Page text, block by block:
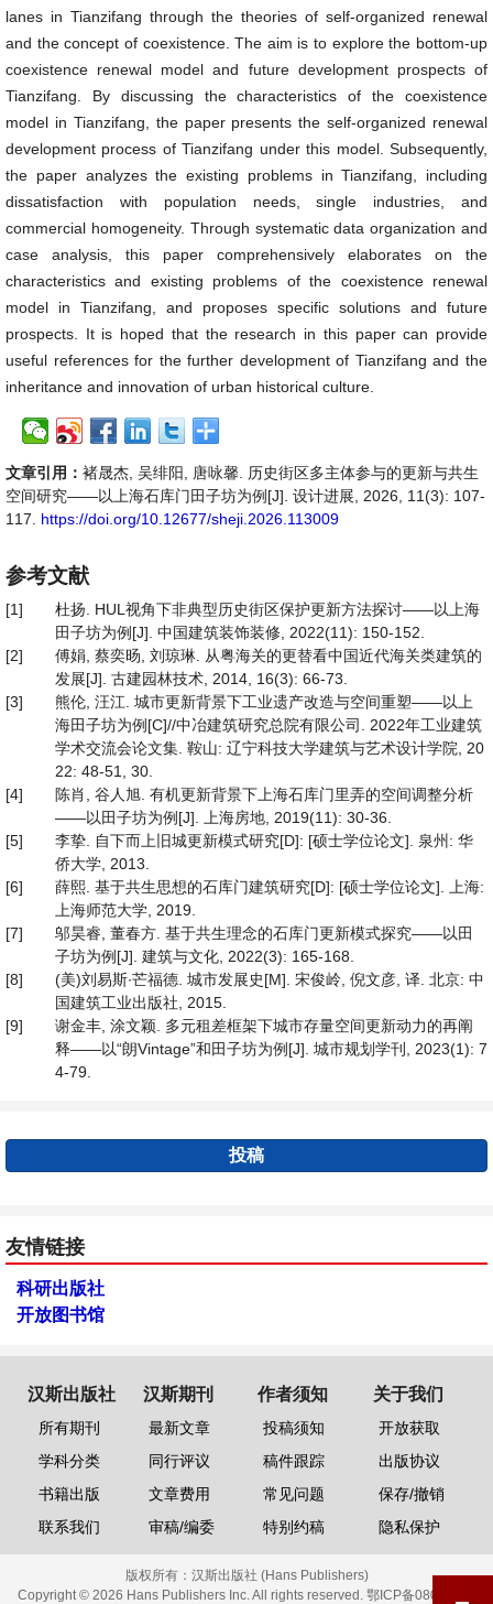
lanes in Tianzifang through the theories of self-organized renewal
and the concept of coexistence. The aim is to explore the bottom-up
coexistence renewal model and future development prospects of
Tianzifang. By discussing the characteristics of the coexistence
model in Tianzifang, the paper presents the self-organized renewal
development process of Tianzifang under this model. Subsequently,
the paper analyzes the existing problems in Tianzifang, including
dissatisfaction with population needs, single industries, and
commercial homogeneity. Through systematic data organization and
case analysis, this paper comprehensively elaborates on the
characteristics and existing problems of the coexistence renewal
model in Tianzifang, and proposes specific solutions and future
prospects. It is hoped that the research in this paper can provide
useful references for the further development of Tianzifang and the
inheritance and innovation of urban historical culture.
文章引用： 褚晟杰, 吴绯阳, 唐咏馨. 历史街区多主体参与的更新与共生
空间研究——以上海石库门田子坊为例[J]. 设计进展, 2026, 11(3): 107-
117. https://doi.org/10.12677/sheji.2026.113009
参考文献
[1]
杜扬. HUL视角下非典型历史街区保护更新方法探讨——以上海
田子坊为例[J]. 中国建筑装饰装修, 2022(11): 150-152.
[2]
傅娟, 蔡奕旸, 刘琼琳. 从粤海关的更替看中国近代海关类建筑的
发展[J]. 古建园林技术, 2014, 16(3): 66-73.
[3]
熊伦, 汪江. 城市更新背景下工业遗产改造与空间重塑——以上
海田子坊为例[C]//中冶建筑研究总院有限公司. 2022年工业建筑
学术交流会论文集. 鞍山: 辽宁科技大学建筑与艺术设计学院, 20
22: 48-51, 30.
[4]
陈肖, 谷人旭. 有机更新背景下上海石库门里弄的空间调整分析
——以田子坊为例[J]. 上海房地, 2019(11): 30-36.
[5]
李挚. 自下而上旧城更新模式研究[D]: [硕士学位论文]. 泉州: 华
侨大学, 2013.
[6]
薛熙. 基于共生思想的石库门建筑研究[D]: [硕士学位论文]. 上海:
上海师范大学, 2019.
[7]
邬昊睿, 董春方. 基于共生理念的石库门更新模式探究——以田
子坊为例[J]. 建筑与文化, 2022(3): 165-168.
[8]
(美)刘易斯∙芒福德. 城市发展史[M]. 宋俊岭, 倪文彦, 译. 北京: 中
国建筑工业出版社, 2015.
[9]
谢金丰, 涂文颖. 多元租差框架下城市存量空间更新动力的再阐
释——以“朗Vintage”和田子坊为例[J]. 城市规划学刊, 2023(1): 7
4-79.
投稿
友情链接
科研出版社
开放图书馆
汉斯出版社
所有期刊
学科分类
书籍出版
联系我们
汉斯期刊
最新文章
同行评议
文章费用
审稿/编委
作者须知
投稿须知
稿件跟踪
常见问题
特别约稿
关于我们
开放获取
出版协议
保存/撤销
隐私保护
版权所有： 汉斯出版社 (Hans Publishers)
Copyright © 2026 Hans Publishers Inc. All rights reserved. 鄂ICP备08006613